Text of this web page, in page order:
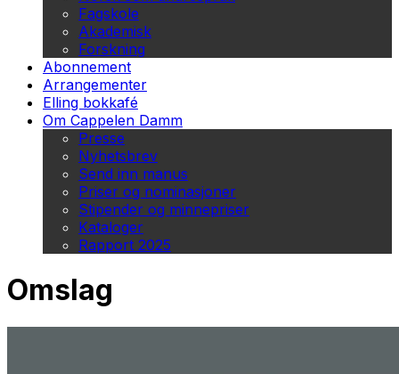
Fagskole
Akademisk
Forskning
Abonnement
Arrangementer
Elling bokkafé
Om Cappelen Damm
Presse
Nyhetsbrev
Send inn manus
Priser og nominasjoner
Stipender og minnepriser
Kataloger
Rapport 2025
Omslag